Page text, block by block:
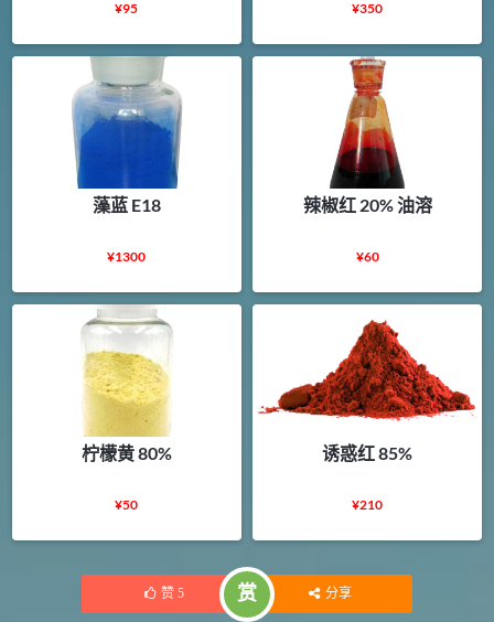
¥95 ¥350
藻蓝 E18
¥1300
辣椒红 20% 油溶
¥60
柠檬黄 80%
¥50
诱惑红 85%
¥210
赞 5 赏 分享